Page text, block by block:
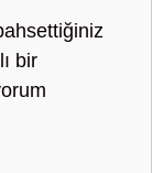
bir